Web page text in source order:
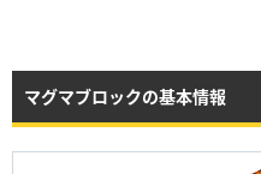
マグマブロックの基本情報